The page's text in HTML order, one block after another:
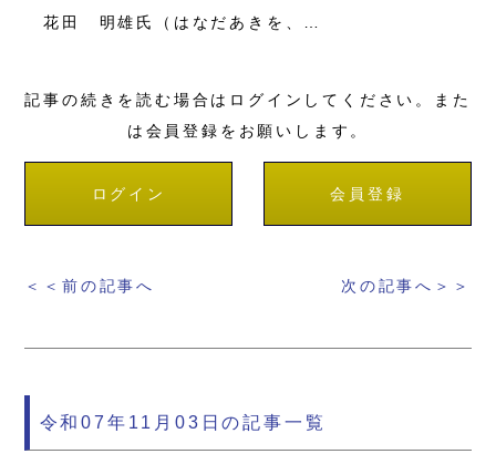
花田 明雄氏（はなだあきを、…
記事の続きを読む場合はログインしてください。また
は会員登録をお願いします。
ログイン 会員登録
＜＜前の記事へ 次の記事へ＞＞
令和07年11月03日の記事一覧